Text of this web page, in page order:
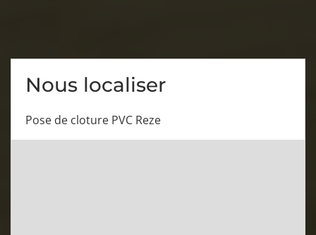
Nous localiser
Pose de cloture PVC Reze